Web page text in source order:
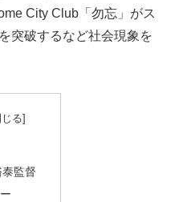
City Club「勿忘」がス
突破するなど社会現象を
監督